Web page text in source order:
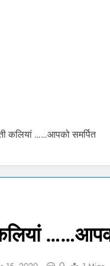
August 5, 2026
Share
कलियां ……आपको समर्पित